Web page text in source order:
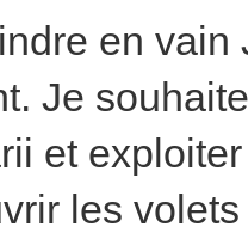
en
Je
et
les